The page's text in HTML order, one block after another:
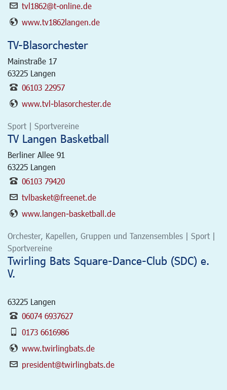
tvl1862@t-online.de
www.tv1862langen.de
TV-Blasorchester
Mainstraße 17
63225 Langen
06103 22957
www.tvl-blasorchester.de
Sport | Sportvereine
TV Langen Basketball
Berliner Allee 91
63225 Langen
06103 79420
tvlbasket@freenet.de
www.langen-basketball.de
Orchester, Kapellen, Gruppen und Tanzensembles | Sport |
Sportvereine
Twirling Bats Square-Dance-Club (SDC) e.
V.
63225 Langen
06074 6937627
0173 6616986
www.twirlingbats.de
president@twirlingbats.de